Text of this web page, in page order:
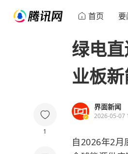
首页 要
1
绿电
业板
界面新闻
2026-05-07
自2026年2月